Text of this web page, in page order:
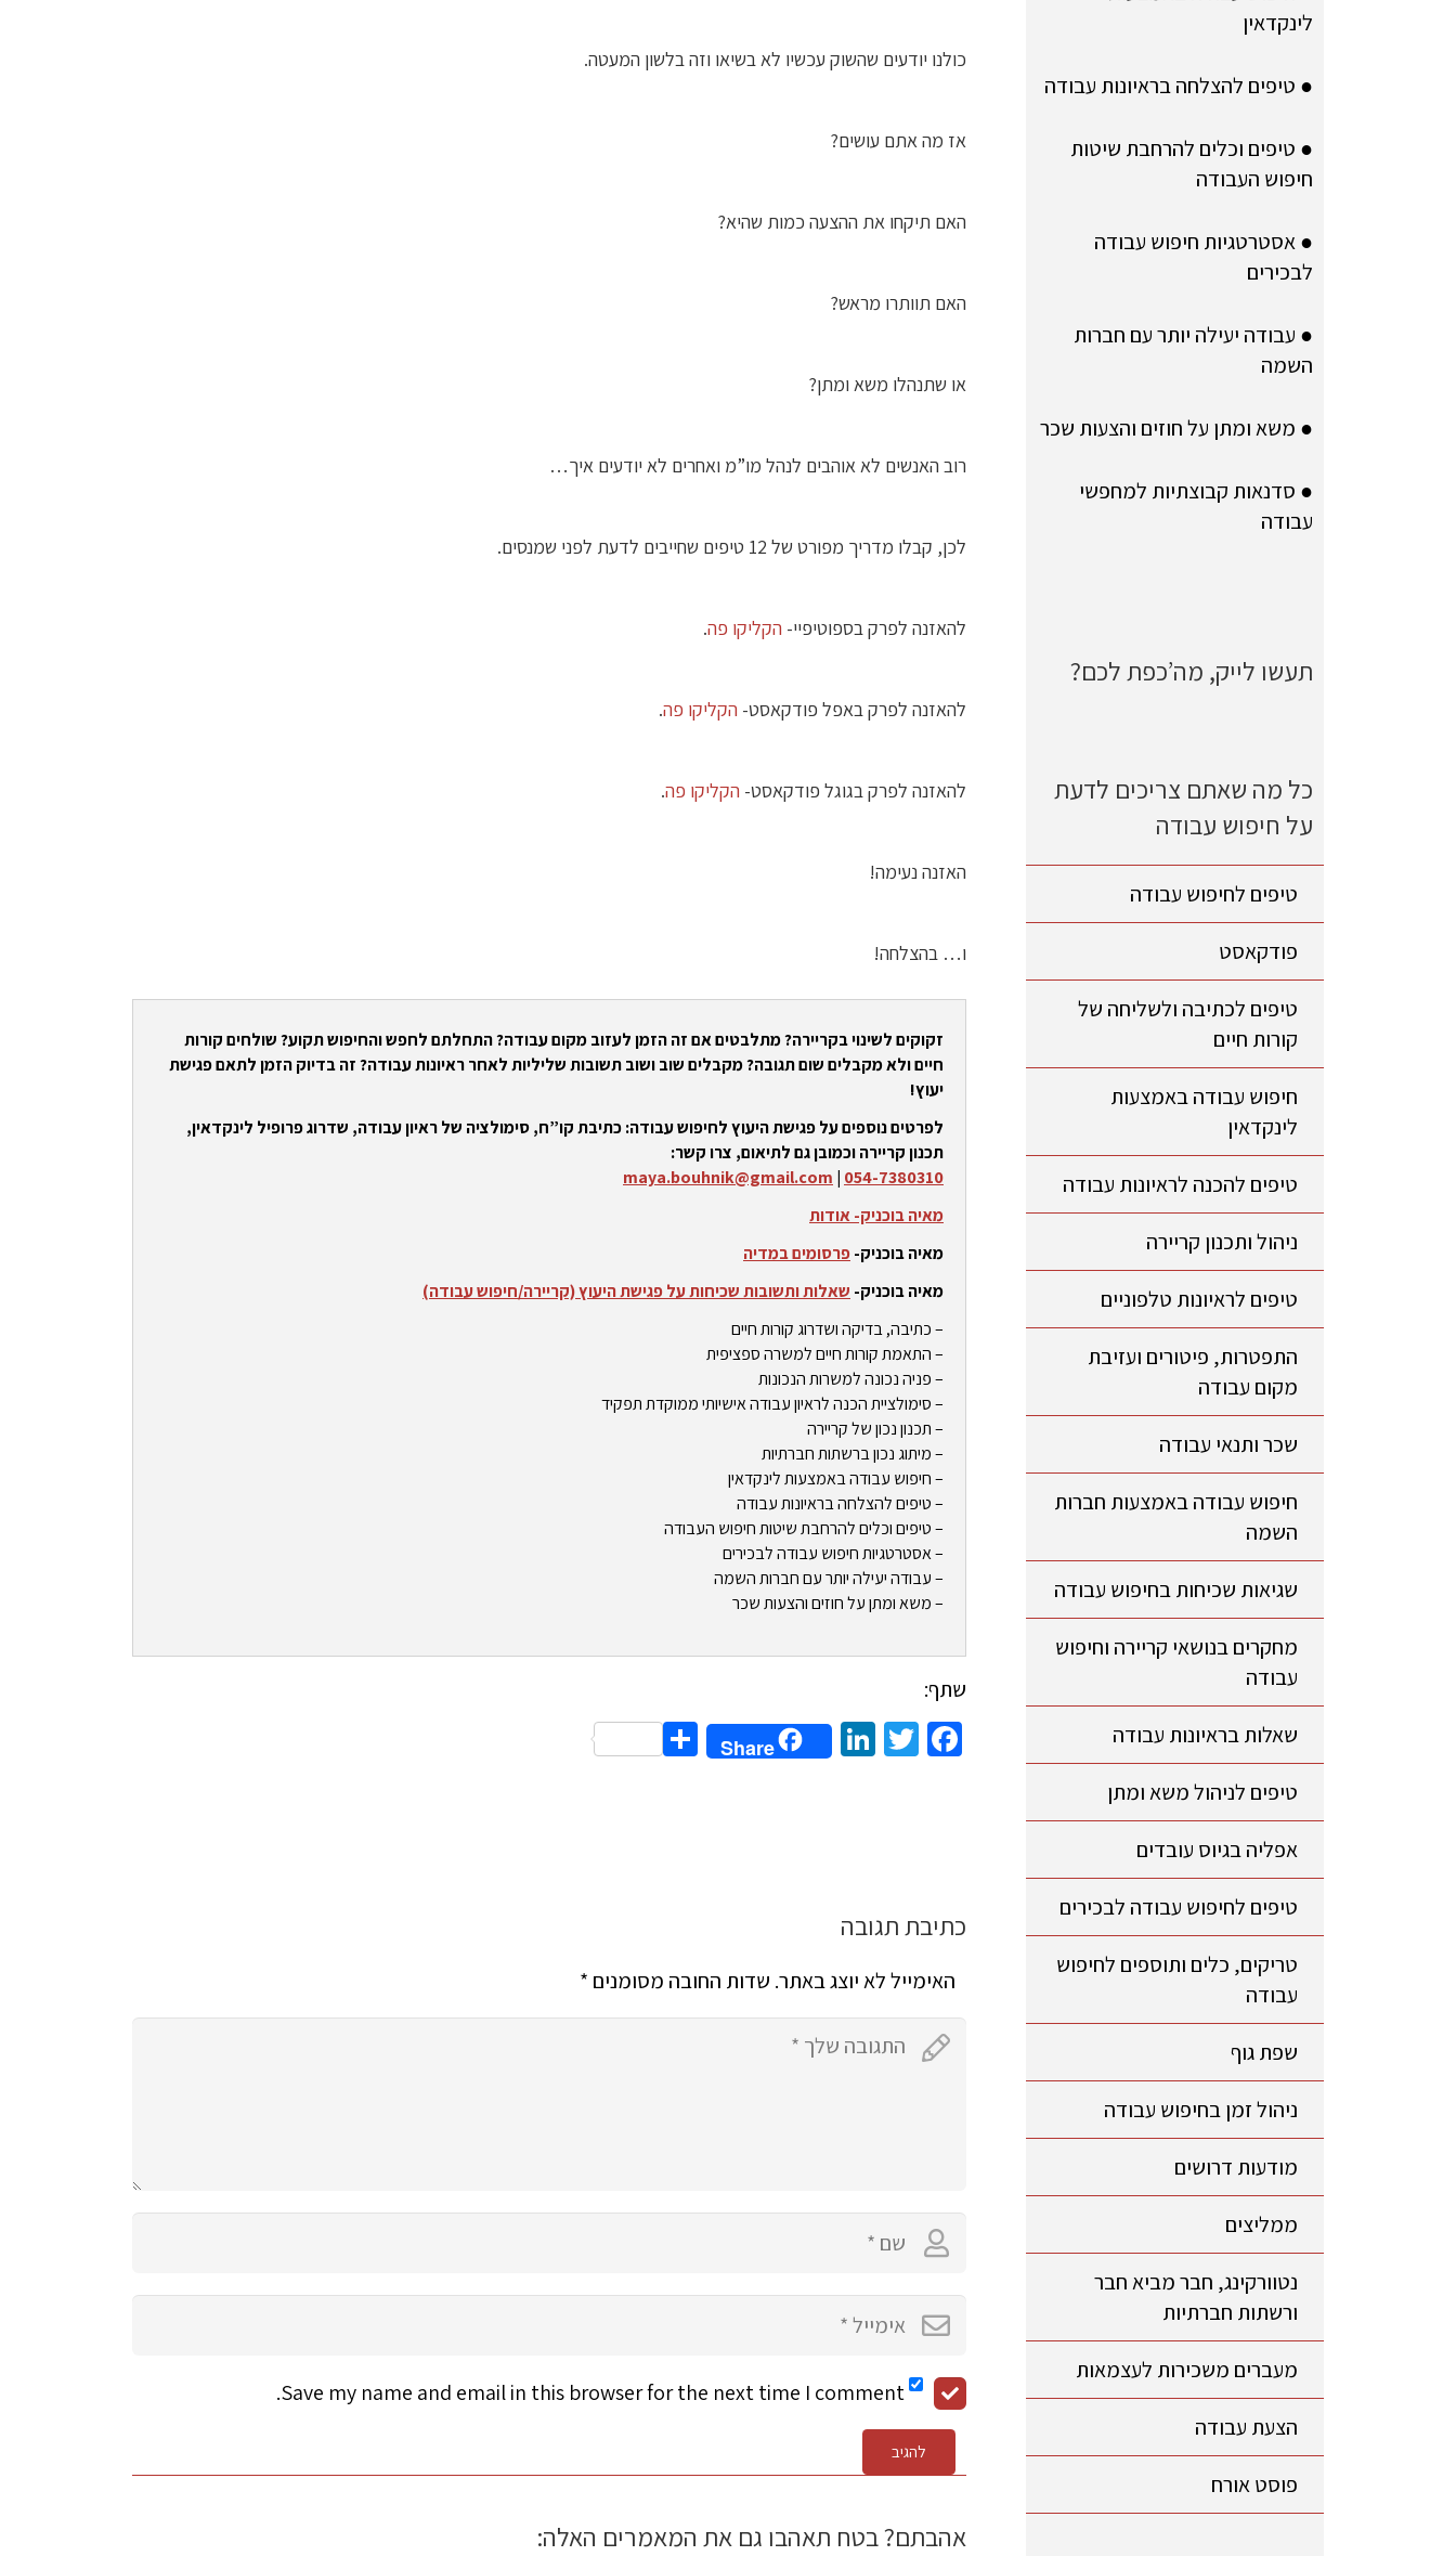
כולנו יודעים שהשוק עכשיו לא בשיאו וזה בלשון המעטה.
אז מה אתם עושים?
האם תיקחו את ההצעה כמות שהיא?
האם תוותרו מראש?
או שתנהלו משא ומתן?
רוב האנשים לא אוהבים לנהל מו”מ ואחרים לא יודעים איך…
לכן, קבלו מדריך מפורט של 12 טיפים שחייבים לדעת לפני שמנסים.
להאזנה לפרק בספוטיפיי- הקליקו פה.
להאזנה לפרק באפל פודקאסט- הקליקו פה.
להאזנה לפרק בגוגל פודקאסט- הקליקו פה.
האזנה נעימה!
ו… בהצלחה!
זקוקים לשינוי בקריירה? מתלבטים אם זה הזמן לעזוב מקום עבודה? התחלתם לחפש והחיפוש תקוע? שולחים קורות
חיים ולא מקבלים שום תגובה? מקבלים שוב ושוב תשובות שליליות לאחר ראיונות עבודה? זה בדיוק הזמן לתאם פגישת
יעוץ!
לפרטים נוספים על פגישת היעוץ לחיפוש עבודה: כתיבת קו”ח, סימולציה של ראיון עבודה, שדרוג פרופיל לינקדאין,
תכנון קריירה וכמובן גם לתיאום, צרו קשר:
054-7380310
|
maya.bouhnik@gmail.com
מאיה בוכניק- אודות
מאיה בוכניק-פרסומים במדיה
מאיה בוכניק- שאלות ותשובות שכיחות על פגישת היעוץ (קריירה/חיפוש עבודה)
– כתיבה, בדיקה ושדרוג קורות חיים
– התאמת קורות חיים למשרה ספציפית
– פניה נכונה למשרות הנכונות
– סימולציית הכנה לראיון עבודה אישיותי ממוקדת תפקיד
– תכנון נכון של קריירה
– מיתוג נכון ברשתות חברתיות
– חיפוש עבודה באמצעות לינקדאין
– טיפים להצלחה בראיונות עבודה
– טיפים וכלים להרחבת שיטות חיפוש העבודה
– אסטרטגיות חיפוש עבודה לבכירים
– עבודה יעילה יותר עם חברות השמה
– משא ומתן על חוזים והצעות שכר
שתף:
Facebook
Twitter
LinkedIn
Share
Share
כתיבת תגובה
האימייל לא יוצג באתר. שדות החובה מסומנים *
Save my name and email in this browser for the next time I comment.
להגיב
אהבתם? בטח תאהבו גם את המאמרים האלה:
לינקדאין
● טיפים להצלחה בראיונות עבודה
● טיפים וכלים להרחבת שיטות
חיפוש העבודה
● אסטרטגיות חיפוש עבודה
לבכירים
● עבודה יעילה יותר עם חברות
השמה
● משא ומתן על חוזים והצעות שכר
● סדנאות קבוצתיות למחפשי
עבודה
תעשו לייק, מה’כפת לכם?
כל מה שאתם צריכים לדעת
על חיפוש עבודה
טיפים לחיפוש עבודה
פודקאסט
טיפים לכתיבה ולשליחה של
קורות חיים
חיפוש עבודה באמצעות
לינקדאין
טיפים להכנה לראיונות עבודה
ניהול ותכנון קריירה
טיפים לראיונות טלפוניים
התפטרות, פיטורים ועזיבת
מקום עבודה
שכר ותנאי עבודה
חיפוש עבודה באמצעות חברות
השמה
שגיאות שכיחות בחיפוש עבודה
מחקרים בנושאי קריירה וחיפוש
עבודה
שאלות בראיונות עבודה
טיפים לניהול משא ומתן
אפליה בגיוס עובדים
טיפים לחיפוש עבודה לבכירים
טריקים, כלים ותוספים לחיפוש
עבודה
שפת גוף
ניהול זמן בחיפוש עבודה
מודעות דרושים
ממליצים
נטוורקינג, חבר מביא חבר
ורשתות חברתיות
מעברים משכירות לעצמאות
הצעת עבודה
פוסט אורח